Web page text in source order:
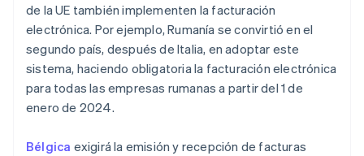
de la UE también implementen la facturación
electrónica. Por ejemplo, Rumanía se convirtió en el
segundo país, después de Italia, en adoptar este
sistema, haciendo obligatoria la facturación electrónica
para todas las empresas rumanas a partir del 1 de
enero de 2024.
Bélgica exigirá la emisión y recepción de facturas